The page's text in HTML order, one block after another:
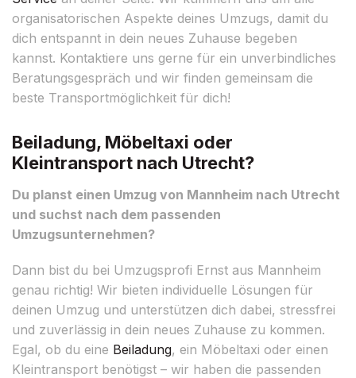
organisatorischen Aspekte deines Umzugs, damit du
dich entspannt in dein neues Zuhause begeben
kannst. Kontaktiere uns gerne für ein unverbindliches
Beratungsgespräch und wir finden gemeinsam die
beste Transportmöglichkeit für dich!
Beiladung, Möbeltaxi oder
Kleintransport nach Utrecht?
Du planst einen Umzug von Mannheim nach Utrecht
und suchst nach dem passenden
Umzugsunternehmen?
Dann bist du bei Umzugsprofi Ernst aus Mannheim
genau richtig! Wir bieten individuelle Lösungen für
deinen Umzug und unterstützen dich dabei, stressfrei
und zuverlässig in dein neues Zuhause zu kommen.
Egal, ob du eine Beiladung, ein Möbeltaxi oder einen
Kleintransport benötigst – wir haben die passenden